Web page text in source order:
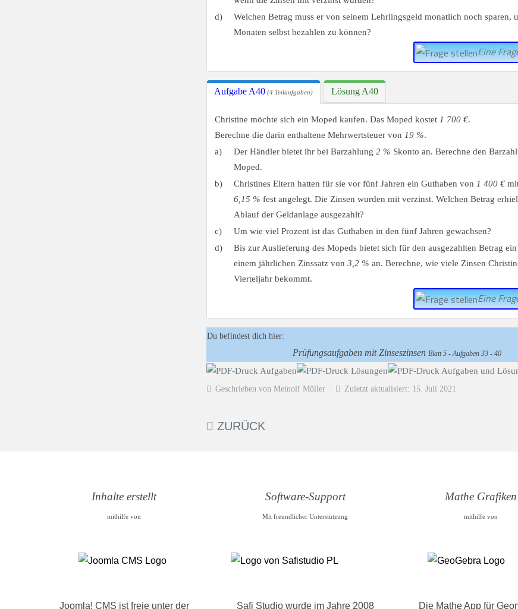
d)
Welchen Betrag muss er von seinem Lehrlingsgeld monatlich noch sparen,
Monaten selbst bezahlen zu können?
Eine
Aufgabe A40 (4 Teilaufgaben) Lösung A40
Christine möchte sich ein Moped kaufen. Das Moped kostet 1 700 €.
Berechne die darin enthaltene Mehrwertsteuer von 19 %.
a)
Der Händler bietet ihr bei Barzahlung 2 % Skonto an. Berechne den
Moped.
b)
Christines Eltern hatten für sie vor fünf Jahren ein Guthaben von 1 400 €
6,15 % fest angelegt. Die Zinsen wurden mit verzinst. Welchen Betrag
Ablauf der Geldanlage ausgezahlt?
c)
Um wie viel Prozent ist das Guthaben in den fünf Jahren gewachsen?
d)
Bis zur Auslieferung des Mopeds bietet sich für den ausgezahlten Betrag
einem jährlichen Zinssatz von 3,2 % an. Berechne, wie viele Zinsen
Vierteljahr bekommt.
Eine
Du befindest dich hier:
Prüfungsaufgaben mit Zinseszinsen Blatt 5 - Aufgaben 33 - 40
Geschrieben von Meinolf Müller Zuletzt aktualisiert: 15. Juli 2021
ZURÜCK
Inhalte erstellt
mithilfe von
Joomla! CMS ist freie unter der
Software-Support
Mit freundlicher Unterstützung
Safi Studio wurde im Jahre 2008
Mathe Grafiken
mithilfe von
Die Mathe App für